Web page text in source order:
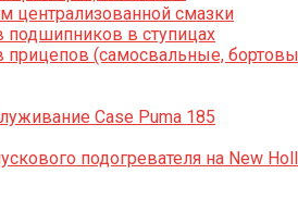
централизованной смазки
подшипников в ступицах
прицепов (самосвальные,
Case Puma 185
подогревателя на New